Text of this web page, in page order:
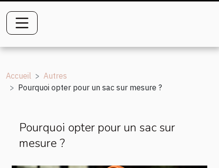
Accueil
Autres
Pourquoi opter pour un sac sur mesure ?
Pourquoi opter pour un sac sur
mesure ?